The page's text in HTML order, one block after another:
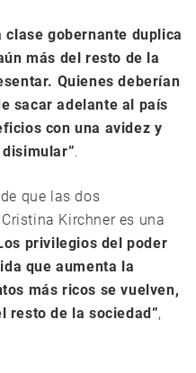
clase gobernante duplica
más del resto de la
Quienes deberían
sacar adelante al país
con una avidez y
.
que las dos
Kirchner es una
privilegios del poder
que aumenta la
más ricos se vuelven,
resto de la sociedad”,